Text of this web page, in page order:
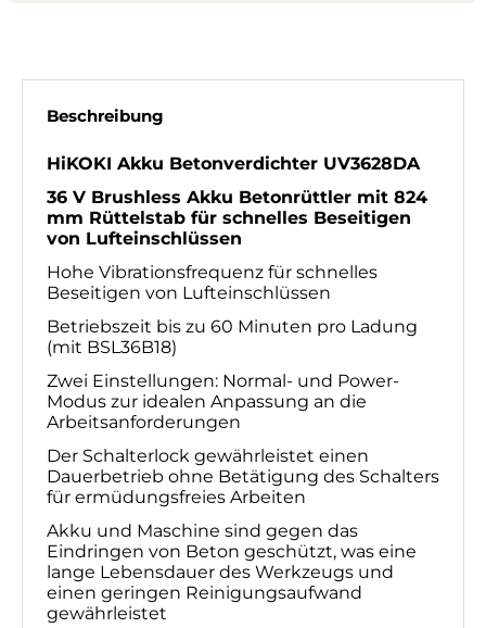
Beschreibung
Produktbeschreibung
HiKOKI Akku Betonverdichter UV3628DA
36 V Brushless Akku Betonrüttler mit 824
mm Rüttelstab für schnelles Beseitigen
von Lufteinschlüssen
Hohe Vibrationsfrequenz für schnelles
Beseitigen von Lufteinschlüssen
Betriebszeit bis zu 60 Minuten pro Ladung
(mit BSL36B18)
Zwei Einstellungen: Normal- und Power-
Modus zur idealen Anpassung an die
Arbeitsanforderungen
Der Schalterlock gewährleistet einen
Dauerbetrieb ohne Betätigung des Schalters
für ermüdungsfreies Arbeiten
Akku und Maschine sind gegen das
Eindringen von Beton geschützt, was eine
lange Lebensdauer des Werkzeugs und
einen geringen Reinigungsaufwand
gewährleistet